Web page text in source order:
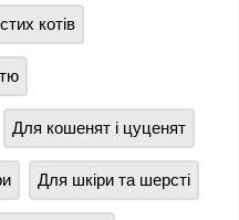
котів
Для кошенят і цуценят
Для шкіри та шерсті